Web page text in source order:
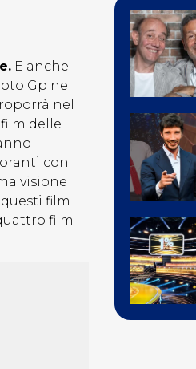
E anche
Gp nel
nel
delle
con
visione
film
film